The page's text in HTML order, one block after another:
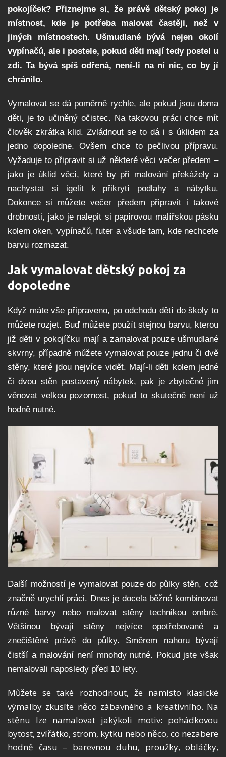
pokojíček? Přiznejme si, že právě dětský pokoj je
místnost, kde je potřeba malovat častěji, než v
jiných místnostech. Ušmudlané bývá nejen okolí
vypínačů, ale i postele, pokud děti mají tedy postel u
zdi. Ta bývá spíš odřená, není-li na ní nic, co by jí
chránilo.
Vymalovat se dá poměrně rychle, ale pokud jsou doma
děti, je to učiněný očistec. Na takovou práci chce mít
člověk zkrátka klid. Zvládnout se to dá i s úklidem za
jedno dopoledne. Ovšem chce to pečlivou přípravu.
Vyžaduje to připravit si už některé věci večer předem –
jako je úklid věcí, které by při malování překážely a
nachystat si igelit k přikrytí podlahy a nábytku.
Dokonce si můžete večer předem připravit i takové
drobnosti, jako je nalepit si papírovou malířskou pásku
kolem oken, vypínačů, futer a všude tam, kde nechcete
barvu rozmazat.
Jak vymalovat dětský pokoj za
dopoledne
Když máte vše připraveno, po odchodu dětí do školy to
můžete rozjet. Buď můžete použít stejnou barvu, kterou
již děti v pokojíčku mají a zamalovat pouze ušmudlané
skvrny, případně můžete vymalovat pouze jednu či dvě
stěny, které jdou nejvíce vidět. Mají-li děti kolem jedné
či dvou stěn postavený nábytek, pak je zbytečné jim
věnovat velkou pozornost, pokud to skutečně není už
hodně nutné.
Další možností je vymalovat pouze do půlky stěn, což
značně urychlí práci. Dnes je docela běžné kombinovat
různé barvy nebo malovat stěny technikou ombré.
Většinou bývají stěny nejvíce opotřebované a
znečištěné právě do půlky. Směrem nahoru bývají
čistší a malování není mnohdy nutné. Pokud jste však
nemalovali naposledy před 10 lety.
Můžete se také rozhodnout, že namísto klasické
výmalby zkusíte něco zábavného a kreativního. Na
stěnu lze namalovat jakýkoli motiv: pohádkovou
bytost, zvířátko, strom, kytku nebo něco, co nezabere
hodně času – barevnou duhu, proužky, obláčky,